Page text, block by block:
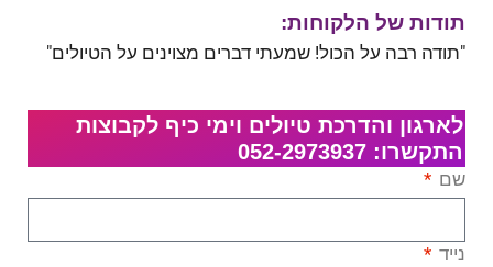
תודות של הלקוחות:
"תודה רבה על הכול! שמעתי דברים מצוינים על הטיולים"
לארגון והדרכת טיולים וימי כיף לקבוצות
התקשרו: 052-2973937
שם
נייד